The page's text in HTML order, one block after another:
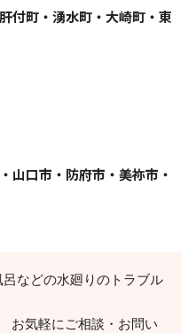
付町・湧水町・大崎町・東
山口市・防府市・美祢市・
などの水廻りのトラブル
お気軽にご相談・お問い